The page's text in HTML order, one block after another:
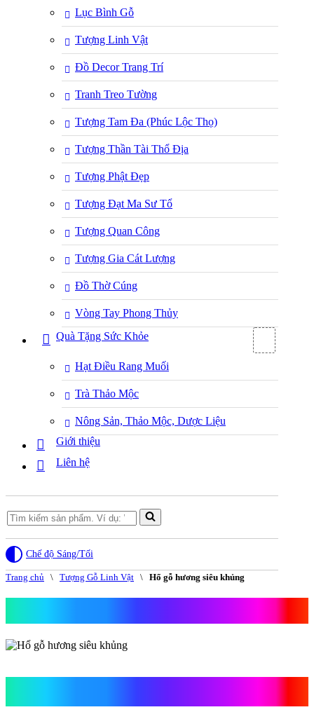
Lục Bình Gỗ
Tượng Linh Vật
Đồ Decor Trang Trí
Tranh Treo Tường
Tượng Tam Đa (Phúc Lộc Thọ)
Tượng Thần Tài Thổ Địa
Tượng Phật Đẹp
Tượng Đạt Ma Sư Tổ
Tượng Quan Công
Tượng Gia Cát Lượng
Đồ Thờ Cúng
Vòng Tay Phong Thủy
Quà Tặng Sức Khỏe
Hạt Điều Rang Muối
Trà Thảo Mộc
Nông Sản, Thảo Mộc, Dược Liệu
Giới thiệu
Liên hệ
Search
for...
Chế độ Sáng/Tối
Trang chủ \ Tượng Gỗ Linh Vật \ Hổ gỗ hương siêu khủng